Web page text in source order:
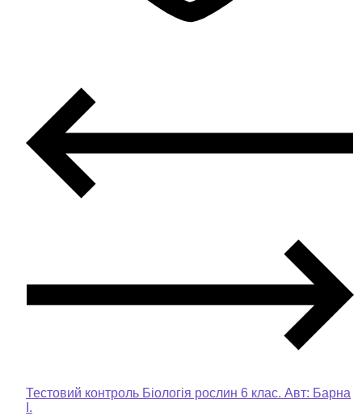
Тестовий контроль Біологія рослин 6 клас. Авт: Барна
І.